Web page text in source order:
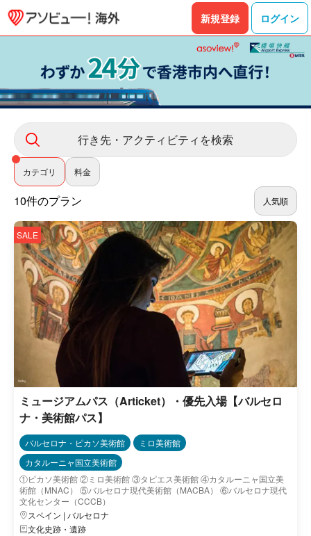
新規登録 ログイン
行き先・アクティビティを検索
カテゴリ 料金
10件のプラン 人気順
SALE
ミュージアムパス（Articket）・優先入場【バルセロ
ナ・美術館パス】
バルセロナ・ピカソ美術館
ミロ美術館
カタルーニャ国立美術館
①ピカソ美術館 ②ミロ美術館 ③タピエス美術館 ④カタルーニャ国立美
術館（MNAC） ⑤バルセロナ現代美術館（MACBA） ⑥バルセロナ現代
文化センター（CCCB）
スペイン | バルセロナ
文化史跡・遺跡